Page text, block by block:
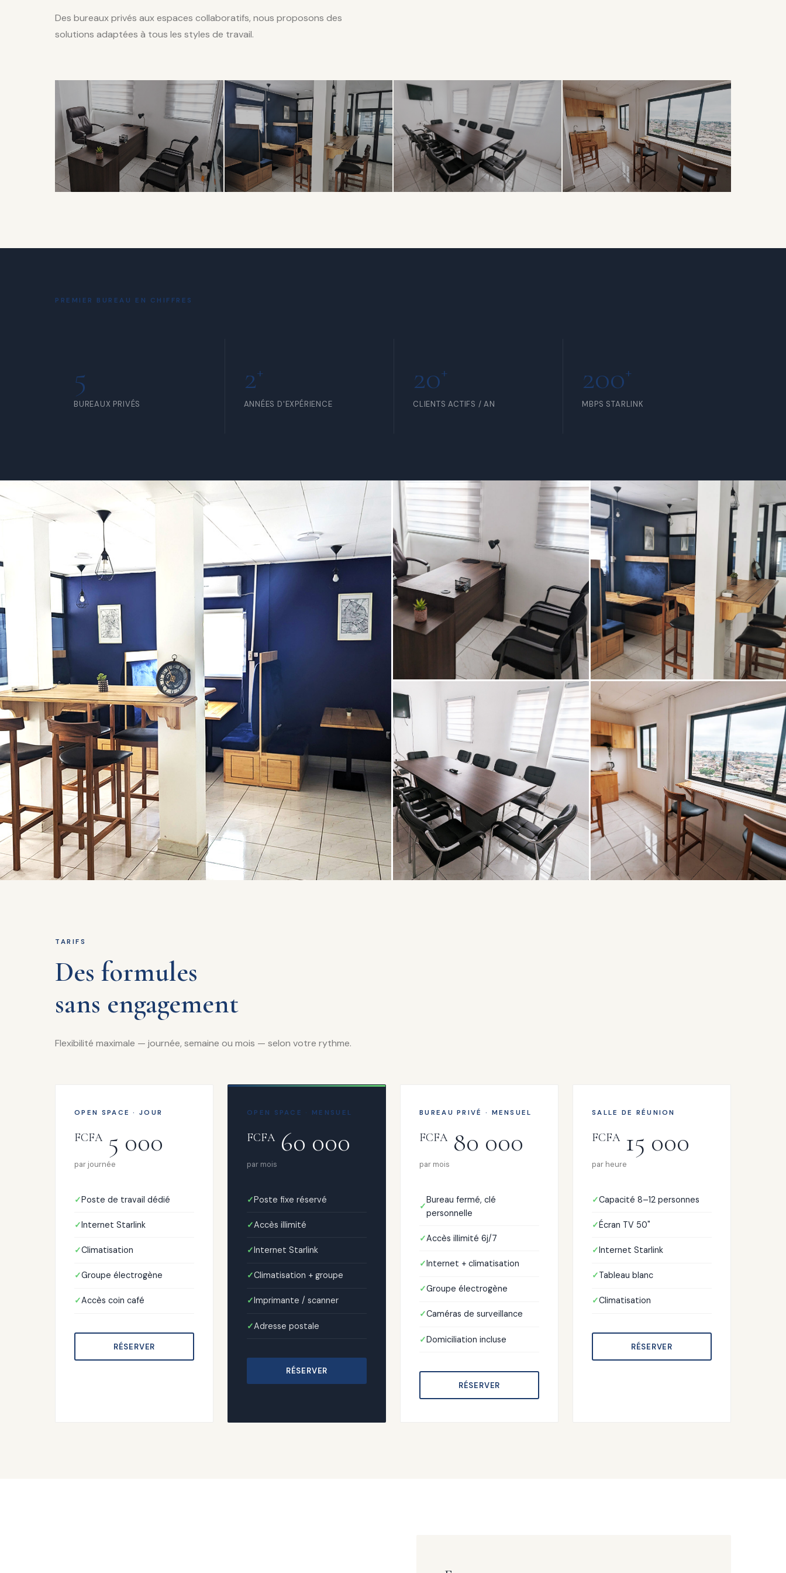
Des bureaux privés aux espaces collaboratifs, nous proposons des
solutions adaptées à tous les styles de travail.
Privé
Space
Réunion
& Détente
PREMIER BUREAU EN CHIFFRES
5
BUREAUX PRIVÉS
2+
ANNÉES D'EXPÉRIENCE
20+
CLIENTS ACTIFS / AN
200+
MBPS STARLINK
TARIFS
Des formules
sans engagement
Flexibilité maximale — journée, semaine ou mois — selon votre rythme.
OPEN SPACE · JOUR
FCFA5 000
par journée
Poste de travail dédié
Internet Starlink
Climatisation
Groupe électrogène
Accès coin café
RÉSERVER
OPEN SPACE · MENSUEL
FCFA60 000
par mois
Poste fixe réservé
Accès illimité
Internet Starlink
Climatisation + groupe
Imprimante / scanner
Adresse postale
RÉSERVER
BUREAU PRIVÉ · MENSUEL
FCFA80 000
par mois
Bureau fermé, clé
personnelle
Accès illimité 6j/7
Internet + climatisation
Groupe électrogène
Caméras de surveillance
Domiciliation incluse
RÉSERVER
SALLE DE RÉUNION
FCFA15 000
par heure
Capacité 8–12 personnes
Écran TV 50"
Internet Starlink
Tableau blanc
Climatisation
RÉSERVER